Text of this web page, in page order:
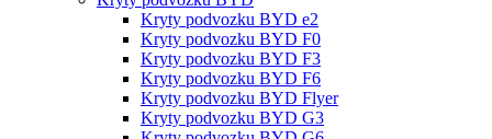
Kryty podvozku BYD e2
Kryty podvozku BYD F0
Kryty podvozku BYD F3
Kryty podvozku BYD F6
Kryty podvozku BYD Flyer
Kryty podvozku BYD G3